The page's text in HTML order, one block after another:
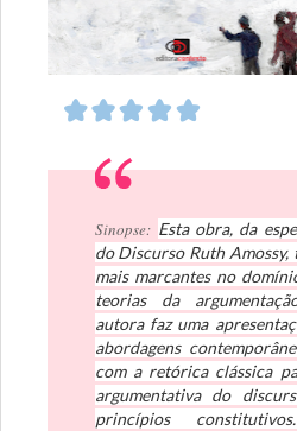
Sinopse: Esta obra, da
do Discurso Ruth Amossy,
mais marcantes no
teorias da
autora faz uma
abordagens
com a retórica clássica
argumentativa do
princípios